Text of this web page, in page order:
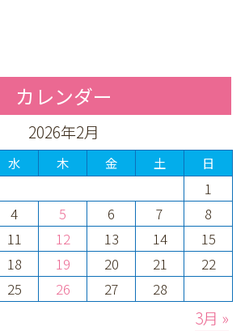
カレンダー
2026年2月
水 木 金 土 日
1
4 5 6 7
8
11 12 13 14
15
18 19 20 21
22
25 26 27 28
3月 »